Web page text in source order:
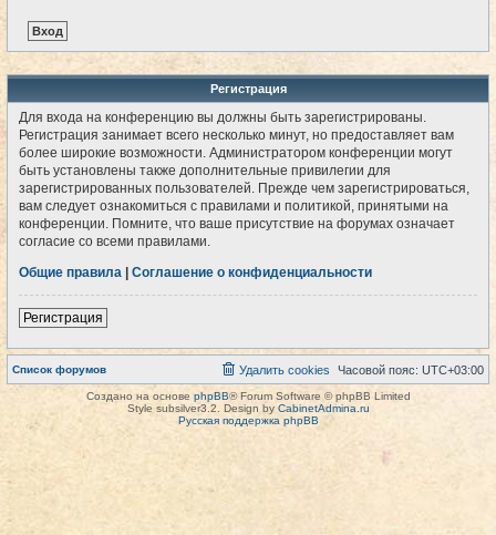
Регистрация
Для входа на конференцию вы должны быть зарегистрированы.
Регистрация занимает всего несколько минут, но предоставляет вам
более широкие возможности. Администратором конференции могут
быть установлены также дополнительные привилегии для
зарегистрированных пользователей. Прежде чем зарегистрироваться,
вам следует ознакомиться с правилами и политикой, принятыми на
конференции. Помните, что ваше присутствие на форумах означает
согласие со всеми правилами.
Общие правила
Соглашение о конфиденциальности
Регистрация
Список форумов Часовой пояс: UTC+03:00
Удалить cookies
Создано на основе phpBB® Forum Software © phpBB Limited
Style subsilver3.2. Design by CabinetAdmina.ru
Русская поддержка phpBB